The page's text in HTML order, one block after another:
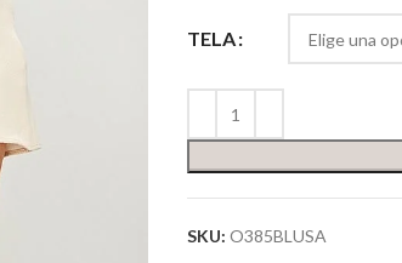
TELA
SKU: O385BLUSA